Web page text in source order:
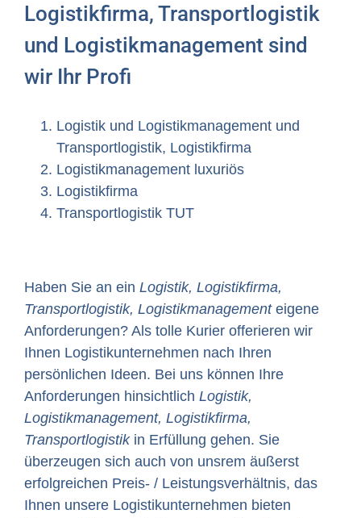
Logistikfirma, Transportlogistik
und Logistikmanagement sind
wir Ihr Profi
Logistik und Logistikmanagement und
Transportlogistik, Logistikfirma
Logistikmanagement luxuriös
Logistikfirma
Transportlogistik TUT
Haben Sie an ein Logistik, Logistikfirma,
Transportlogistik, Logistikmanagementeigene
Anforderungen? Als tolle Kurier offerieren wir
Ihnen Logistikunternehmen nach Ihren
persönlichen Ideen. Bei uns können Ihre
Anforderungen hinsichtlich Logistik,
Logistikmanagement, Logistikfirma,
Transportlogistikin Erfüllung gehen. Sie
überzeugen sich auch von unsrem äußerst
erfolgreichen Preis- / Leistungsverhältnis, das
Ihnen unsere Logistikunternehmen bieten